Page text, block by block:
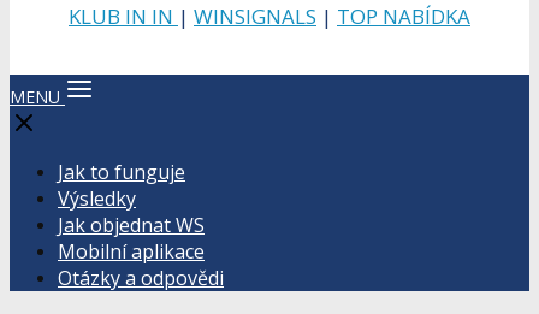
KLUB IN IN | WINSIGNALS | TOP NABÍDKA
MENU
Jak to funguje
Výsledky
Jak objednat WS
Mobilní aplikace
Otázky a odpovědi